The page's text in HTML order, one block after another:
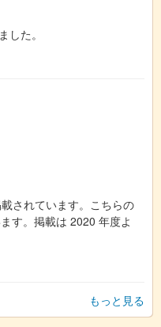
した。
されています。こちらの
す。掲載は 2020 年度よ
もっと見る